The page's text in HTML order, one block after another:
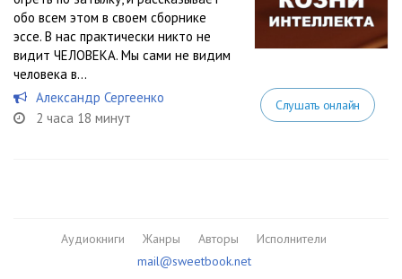
обо всем этом в своем сборнике
эссе. В нас практически никто не
видит ЧЕЛОВЕКА. Мы сами не видим
человека в...
Александр Сергеенко
2 часа 18 минут
Слушать онлайн
Аудиокниги Жанры Авторы
Исполнители
mail@sweetbook.net